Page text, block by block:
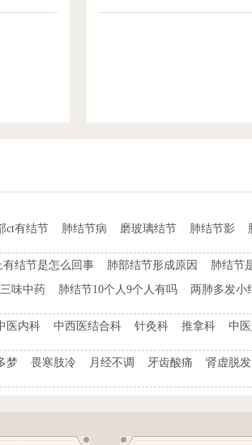
ct有结节 肺结节病 磨玻璃结节 肺结节影
有结节是怎么回事 肺部结节形成原因 肺结节
味中药 肺结节10个人9个人有吗 两肺多发小
医内科 中西医结合科 针灸科 推拿科 中
梦 畏寒肢冷 月经不调 牙齿酸痛 肾虚脱发